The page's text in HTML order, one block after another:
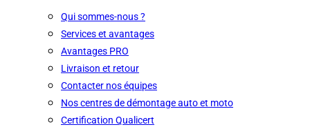
Qui sommes-nous ?
Services et avantages
Avantages PRO
Livraison et retour
Contacter nos équipes
Nos centres de démontage auto et moto
Certification Qualicert